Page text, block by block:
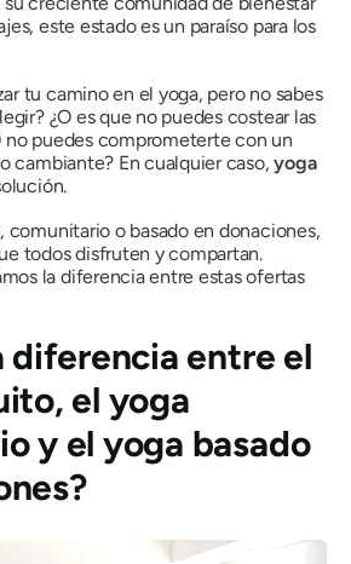
este estado es un paraíso para los
tu camino en el yoga, pero no sabes
¿O es que no puedes costear las
no puedes comprometerte con un
cambiante? En cualquier caso,yoga
comunitario o basado en donaciones,
todos disfruten y compartan.
la diferencia entre estas ofertas
diferencia entre el
el yoga
y el yoga basado